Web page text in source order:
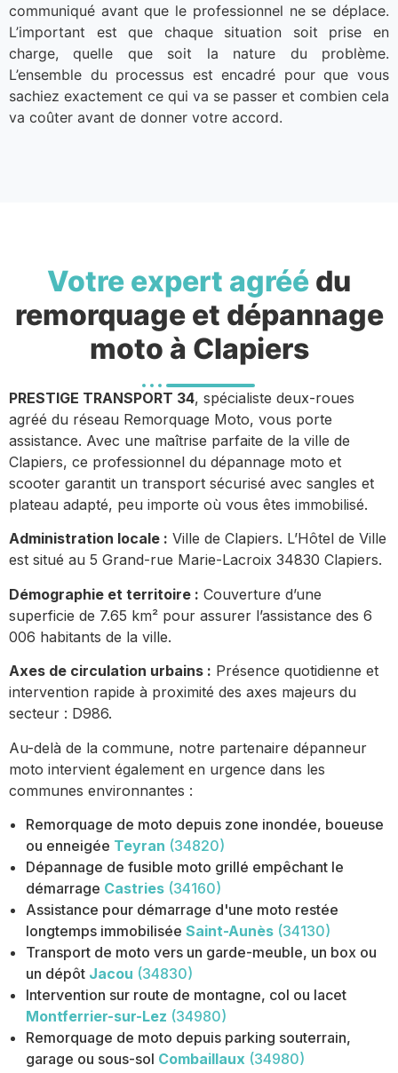
communiqué avant que le professionnel ne se déplace.
L’important est que chaque situation soit prise en
charge, quelle que soit la nature du problème.
L’ensemble du processus est encadré pour que vous
sachiez exactement ce qui va se passer et combien cela
va coûter avant de donner votre accord.
Votre expert agréé du
remorquage et dépannage
moto à Clapiers
PRESTIGE TRANSPORT 34, spécialiste deux-roues
agréé du réseau Remorquage Moto, vous porte
assistance. Avec une maîtrise parfaite de la ville de
Clapiers, ce professionnel du dépannage moto et
scooter garantit un transport sécurisé avec sangles et
plateau adapté, peu importe où vous êtes immobilisé.
Administration locale : Ville de Clapiers. L’Hôtel de Ville
est situé au 5 Grand-rue Marie-Lacroix 34830 Clapiers.
Démographie et territoire : Couverture d’une
superficie de 7.65 km² pour assurer l’assistance des 6
006 habitants de la ville.
Axes de circulation urbains : Présence quotidienne et
intervention rapide à proximité des axes majeurs du
secteur : D986.
Au-delà de la commune, notre partenaire dépanneur
moto intervient également en urgence dans les
communes environnantes :
Remorquage de moto depuis zone inondée, boueuse
ou enneigée Teyran (34820)
Dépannage de fusible moto grillé empêchant le
démarrage Castries (34160)
Assistance pour démarrage d'une moto restée
longtemps immobilisée Saint-Aunès (34130)
Transport de moto vers un garde-meuble, un box ou
un dépôt Jacou (34830)
Intervention sur route de montagne, col ou lacet
Montferrier-sur-Lez (34980)
Remorquage de moto depuis parking souterrain,
garage ou sous-sol Combaillaux (34980)